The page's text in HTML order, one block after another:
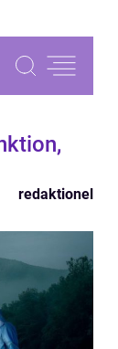
redaktionel